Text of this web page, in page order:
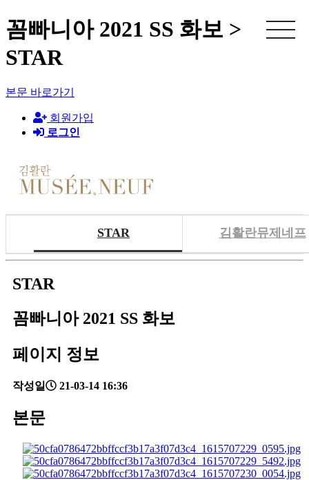
꼼빠니아 2021 SS 화보 >
STAR
본문 바로가기
회원가입
로그인
STAR 김활란뮤제네프
STAR
꼼빠니아 2021 SS 화보
페이지 정보
작성일 21-03-14 16:36
본문